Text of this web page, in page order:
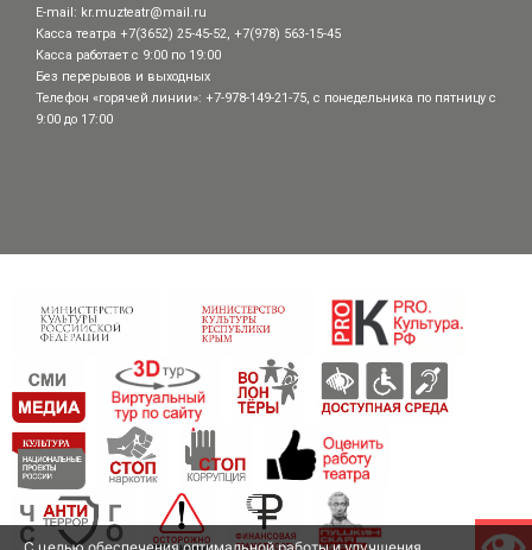
E-mail: kr.muzteatr@mail.ru
Касса театра +7(3652) 25-45-52, +7(978) 563-15-45
Касса работает с 9:00 по 19:00
Без перерывов и выходных
Телефон «горячей линии»: +7-978-149-21-75, с понедельника по пятницу с
9:00 до 17:00